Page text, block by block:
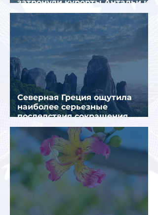
затронули курорты Антальи и
Муглы
Северная Греция ощутила
наиболее серьезные
последствия сокращения
турпотока из России